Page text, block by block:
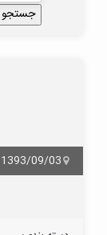
1393/09/03